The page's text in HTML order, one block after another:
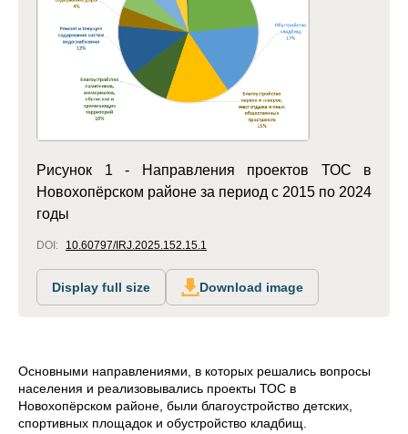
Рисунок 1 - Направления проектов ТОС в
Новохопёрском районе за период с 2015 по 2024
годы
DOI: 10.60797/IRJ.2025.152.15.1
Display full size Download image
Основными направлениями, в которых решались вопросы
населения и реализовывались проекты ТОС в
Новохопёрском районе, были благоустройство детских,
спортивных площадок и обустройство кладбищ.